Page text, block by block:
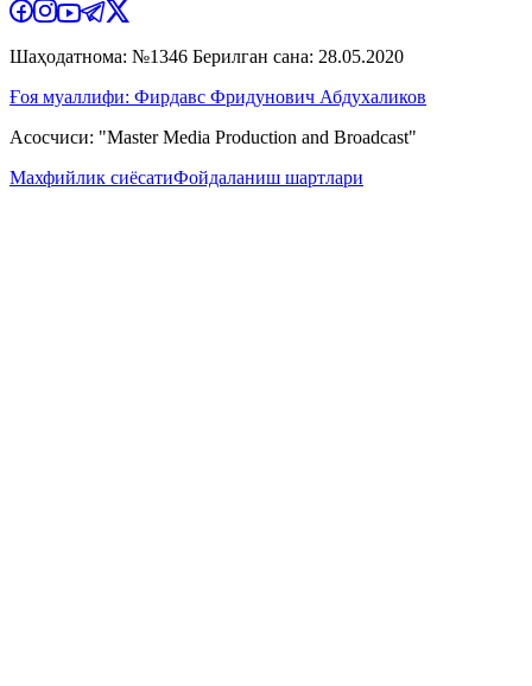
Шаҳодатнома: №1346 Берилган сана: 28.05.2020
Ғоя муаллифи: Фирдавс Фридунович Абдухаликов
Асосчиси: "Master Media Production and Broadcast"
Махфийлик сиёсатиФойдаланиш шартлари